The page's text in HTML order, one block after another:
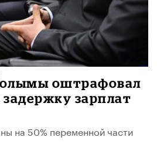
оштрафовал
зарплат
на 50% переменной части